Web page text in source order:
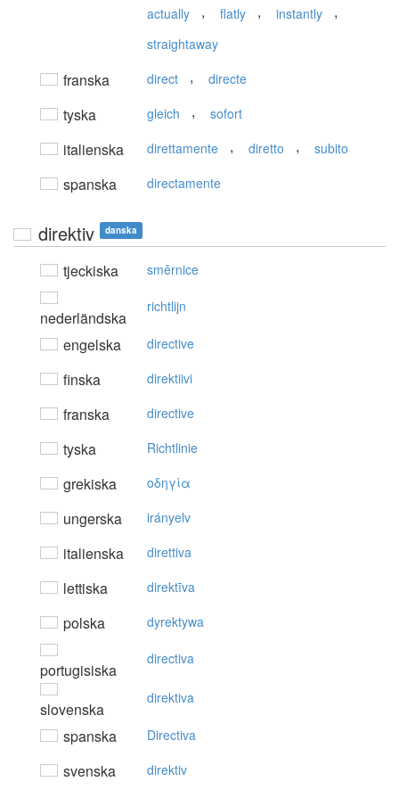
actually , flatly , instantly ,
straightaway
franska direct , directe
tyska gleich , sofort
italienska direttamente , diretto , subito
spanska directamente
direktiv danska
tjeckiska směrnice
nederländska
richtlijn
engelska directive
finska direktiivi
franska directive
tyska Richtlinie
grekiska oδηγία
ungerska irányelv
italienska direttiva
lettiska direktīva
polska dyrektywa
portugisiska
directiva
slovenska
direktiva
spanska Directiva
svenska direktiv